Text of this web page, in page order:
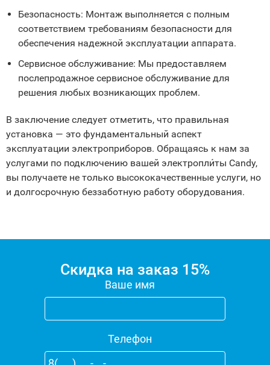
Безопасность: Монтаж выполняется с полным
соответствием требованиям безопасности для
обеспечения надежной эксплуатации аппарата.
Сервисное обслуживание: Мы предоставляем
послепродажное сервисное обслуживание для
решения любых возникающих проблем.
В заключение следует отметить, что правильная
установка — это фундаментальный аспект
эксплуатации электроприборов. Обращаясь к нам за
услугами по подключению вашей электропли́ты Candy,
вы получаете не только высококачественные услуги, но
и долгосрочную беззаботную работу оборудования.
Скидка на заказ 15%
Ваше имя
Телефон